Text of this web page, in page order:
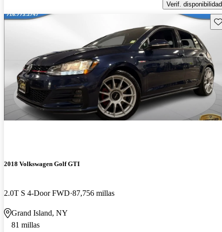
Verif. disponibilidad
2018 Volkswagen Golf GTI
2.0T S 4-Door FWD 87,756 millas
Grand Island, NY
81 millas